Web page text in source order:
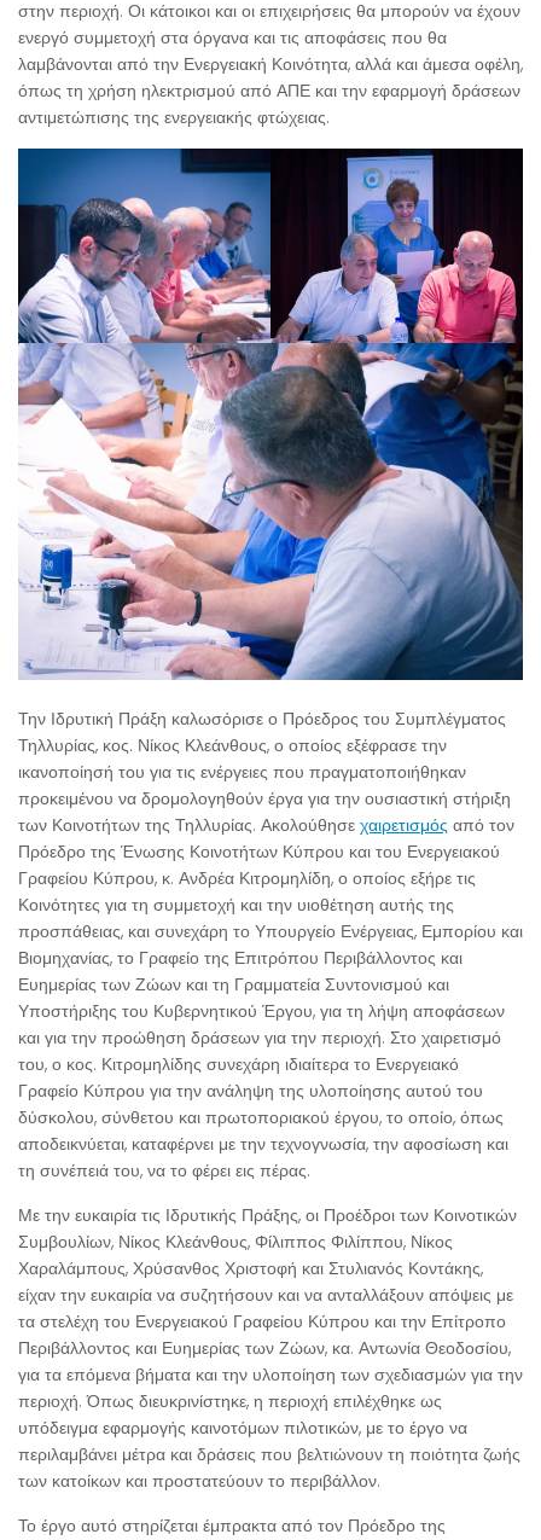
στην περιοχή. Οι κάτοικοι και οι επιχειρήσεις θα μπορούν να έχουν
ενεργό συμμετοχή στα όργανα και τις αποφάσεις που θα
λαμβάνονται από την Ενεργειακή Κοινότητα, αλλά και άμεσα οφέλη,
όπως τη χρήση ηλεκτρισμού από ΑΠΕ και την εφαρμογή δράσεων
αντιμετώπισης της ενεργειακής φτώχειας.
Την Ιδρυτική Πράξη καλωσόρισε ο Πρόεδρος του Συμπλέγματος
Τηλλυρίας, κος. Νίκος Κλεάνθους, ο οποίος εξέφρασε την
ικανοποίησή του για τις ενέργειες που πραγματοποιήθηκαν
προκειμένου να δρομολογηθούν έργα για την ουσιαστική στήριξη
των Κοινοτήτων της Τηλλυρίας. Ακολούθησε χαιρετισμός από τον
Πρόεδρο της Ένωσης Κοινοτήτων Κύπρου και του Ενεργειακού
Γραφείου Κύπρου, κ. Ανδρέα Κιτρομηλίδη, ο οποίος εξήρε τις
Κοινότητες για τη συμμετοχή και την υιοθέτηση αυτής της
προσπάθειας, και συνεχάρη το Υπουργείο Ενέργειας, Εμπορίου και
Βιομηχανίας, το Γραφείο της Επιτρόπου Περιβάλλοντος και
Ευημερίας των Ζώων και τη Γραμματεία Συντονισμού και
Υποστήριξης του Κυβερνητικού Έργου, για τη λήψη αποφάσεων
και για την προώθηση δράσεων για την περιοχή. Στο χαιρετισμό
του, ο κος. Κιτρομηλίδης συνεχάρη ιδιαίτερα το Ενεργειακό
Γραφείο Κύπρου για την ανάληψη της υλοποίησης αυτού του
δύσκολου, σύνθετου και πρωτοποριακού έργου, το οποίο, όπως
αποδεικνύεται, καταφέρνει με την τεχνογνωσία, την αφοσίωση και
τη συνέπειά του, να το φέρει εις πέρας.
Με την ευκαιρία τις Ιδρυτικής Πράξης, οι Προέδροι των Κοινοτικών
Συμβουλίων, Νίκος Κλεάνθους, Φίλιππος Φιλίππου, Νίκος
Χαραλάμπους, Χρύσανθος Χριστοφή και Στυλιανός Κοντάκης,
είχαν την ευκαιρία να συζητήσουν και να ανταλλάξουν απόψεις με
τα στελέχη του Ενεργειακού Γραφείου Κύπρου και την Επίτροπο
Περιβάλλοντος και Ευημερίας των Ζώων, κα. Αντωνία Θεοδοσίου,
για τα επόμενα βήματα και την υλοποίηση των σχεδιασμών για την
περιοχή. Όπως διευκρινίστηκε, η περιοχή επιλέχθηκε ως
υπόδειγμα εφαρμογής καινοτόμων πιλοτικών, με το έργο να
περιλαμβάνει μέτρα και δράσεις που βελτιώνουν τη ποιότητα ζωής
των κατοίκων και προστατεύουν το περιβάλλον.
Το έργο αυτό στηρίζεται έμπρακτα από τον Πρόεδρο της